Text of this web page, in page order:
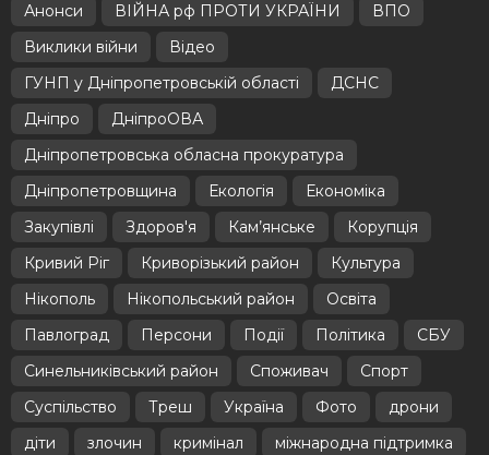
Анонси ВІЙНА рф ПРОТИ УКРАЇНИ
ВПО
Виклики війни
Відео
ГУНП у Дніпропетровській області
ДСНС
Дніпро
ДніпроОВА
Дніпропетровська обласна прокуратура
Дніпропетровщина
Екологія
Економіка
Закупівлі
Здоров'я Кам’янське
Корупція
Кривий Ріг
Криворізький район
Культура
Нікополь
Нікопольський район
Освіта
Павлоград
Персони Події Політика
СБУ
Синельниківський район
Споживач
Спорт
Суспільство
Треш Україна Фото
дрони
діти
злочин кримінал
міжнародна підтримка